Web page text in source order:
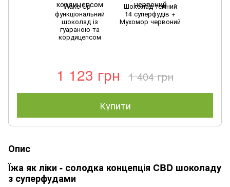
Wake Up –
функціональний
шоколад із
гуараною та
кордицепсом
Шоколад темний
14 суперфудів +
Мухомор червоний
1 123 грн 1 404 грн
Купити
Опис
Їжа як ліки - солодка концепція CBD шоколаду
з суперфудами